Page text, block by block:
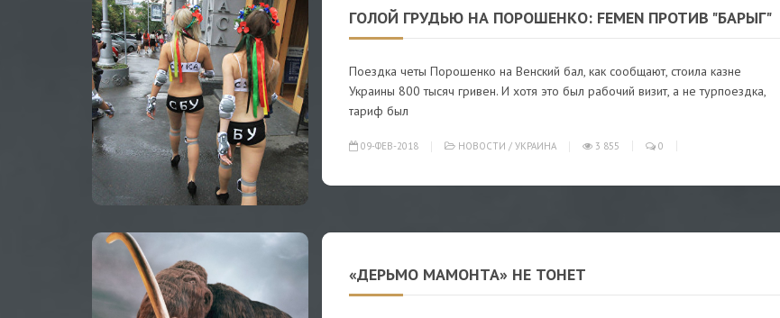
ГОЛОЙ ГРУДЬЮ НА ПОРОШЕНКО: FEMEN ПРОТИВ "БАРЫГ"
Поездка четы Порошенко на Венский бал, как сообщают, стоила казне
Украины 800 тысяч гривен. И хотя это был рабочий визит, а не турпоездка,
тариф был
09-ФЕВ-2018 НОВОСТИ / УКРАИНА 3 855 0
«ДЕРЬМО МАМОНТА» НЕ ТОНЕТ